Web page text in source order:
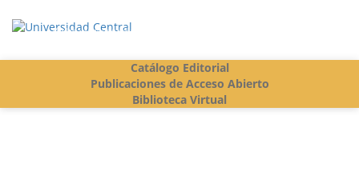
Vigilada Mineducación
Catálogo Editorial
Publicaciones de Acceso Abierto
Biblioteca Virtual